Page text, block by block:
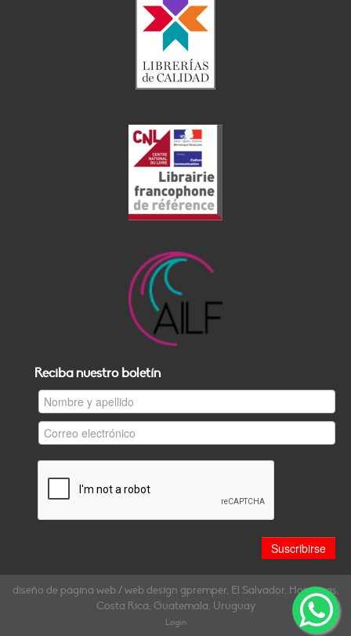
Reciba nuestro boletín
diseño de página web / web design gpremper, El Salvador, Honduras,
Costa Rica, Guatemala, Uruguay
Login